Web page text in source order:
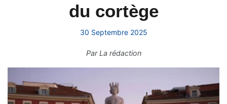
du cortège
30 Septembre 2025
ParLa rédaction